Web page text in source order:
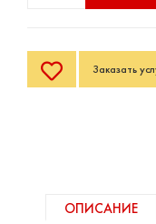
Заказать
ОПИСАНИЕ